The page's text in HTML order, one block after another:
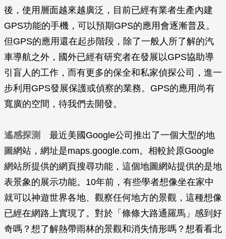
後，使用層面越來越廣泛，目前已經有業者生產內建
GPS功能的手機，可以預期GPS的應用會逐漸普及。
但GPS的應用還在起步階段，除了一般人所了解的汽
車導航之外，國外已經有研究者在發展以GPS協助導
引盲人的工作，而有更多的保全和私家偵探公司，進一
步利用GPS發展保護或偵察的業務。GPS的應用尚有
寬廣的空間，待我們去開發。
遙感探測
最近美國Google公司推出了一個大型的地
圖網站，網址是maps.google.com。相較於原Google
網站所提供的網頁搜尋功能，這個地圖網站提供的是地
表景象的展示功能。10年前，有些學者想像坐在家中
就可以神遊世界各地、觀察任何地方的景觀，這種想像
已經在網路上實現了。對於「條條大路通羅馬」感到好
奇嗎？想了解熱帶雨林的景觀和消失情形嗎？想看看北